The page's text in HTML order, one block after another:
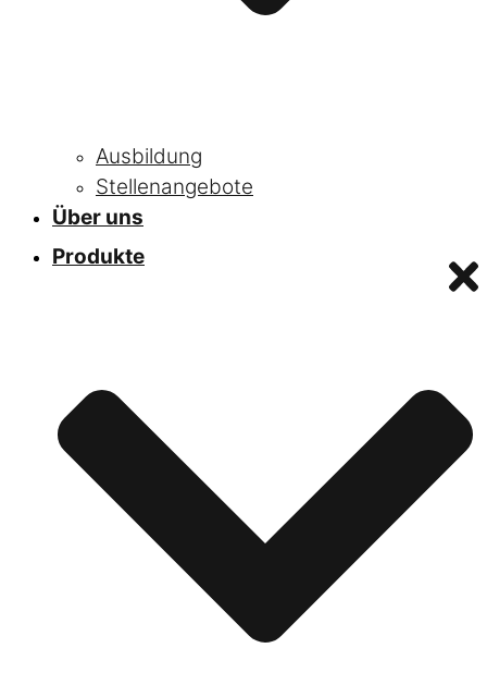
Ausbildung
Stellenangebote
Über uns
Produkte